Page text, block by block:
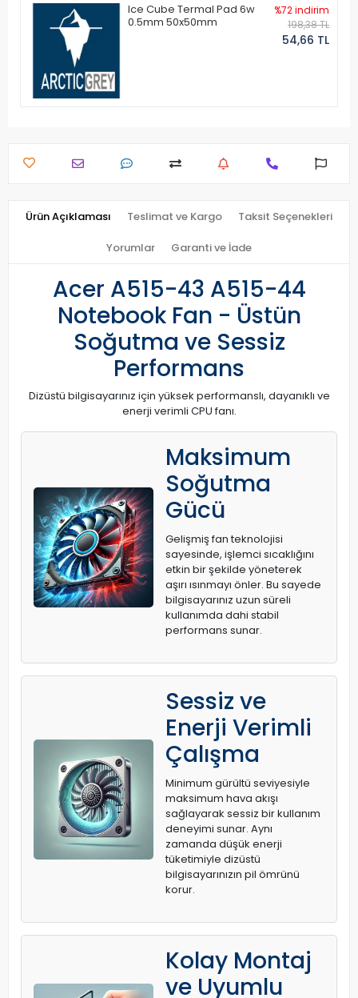
Ice Cube Termal Pad 6w
0.5mm 50x50mm
%72 indirim
198,38 TL
54,66 TL
Ürün Açıklaması Teslimat ve Kargo Taksit Seçenekleri
Yorumlar Garanti ve İade
Acer A515-43 A515-44
Notebook Fan - Üstün
Soğutma ve Sessiz
Performans
Dizüstü bilgisayarınız için yüksek performanslı, dayanıklı ve
enerji verimli CPU fanı.
Maksimum
Soğutma
Gücü
Gelişmiş fan teknolojisi
sayesinde, işlemci sıcaklığını
etkin bir şekilde yöneterek
aşırı ısınmayı önler. Bu sayede
bilgisayarınız uzun süreli
kullanımda dahi stabil
performans sunar.
Sessiz ve
Enerji Verimli
Çalışma
Minimum gürültü seviyesiyle
maksimum hava akışı
sağlayarak sessiz bir kullanım
deneyimi sunar. Aynı
zamanda düşük enerji
tüketimiyle dizüstü
bilgisayarınızın pil ömrünü
korur.
Kolay Montaj
ve Uyumlu